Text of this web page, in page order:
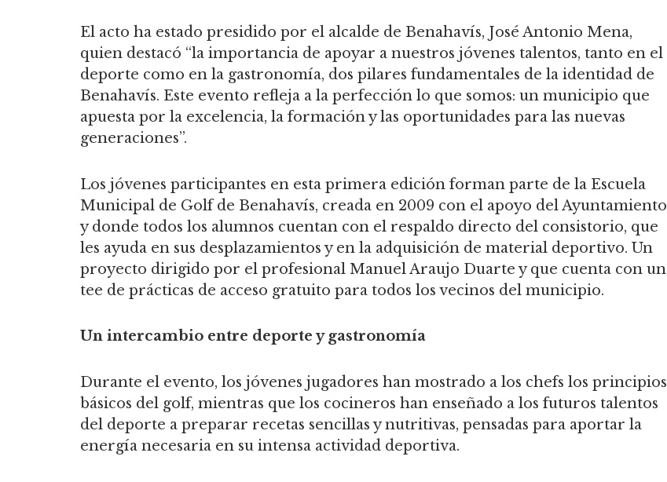
El acto ha estado presidido por el alcalde de Benahavís, José Antonio Mena,
quien destacó “la importancia de apoyar a nuestros jóvenes talentos, tanto en el
deporte como en la gastronomía, dos pilares fundamentales de la identidad de
Benahavís. Este evento refleja a la perfección lo que somos: un municipio que
apuesta por la excelencia, la formación y las oportunidades para las nuevas
generaciones”.
Los jóvenes participantes en esta primera edición forman parte de la Escuela
Municipal de Golf de Benahavís, creada en 2009 con el apoyo del Ayuntamiento
y donde todos los alumnos cuentan con el respaldo directo del consistorio, que
les ayuda en sus desplazamientos y en la adquisición de material deportivo. Un
proyecto dirigido por el profesional Manuel Araujo Duarte y que cuenta con un
tee de prácticas de acceso gratuito para todos los vecinos del municipio.
Un intercambio entre deporte y gastronomía
Durante el evento, los jóvenes jugadores han mostrado a los chefs los principios
básicos del golf, mientras que los cocineros han enseñado a los futuros talentos
del deporte a preparar recetas sencillas y nutritivas, pensadas para aportar la
energía necesaria en su intensa actividad deportiva.